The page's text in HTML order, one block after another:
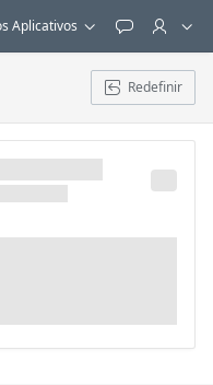
Aplicativos Feedback
Redefinir